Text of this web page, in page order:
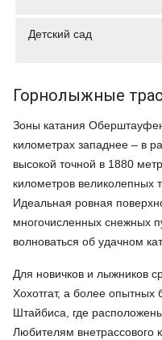
Детский сад
Горнолыжные
Зоны катания
километрах западнее – в
высокой точной в 1880
километров великолепных
Идеальная ровная
многочисленных снежных
волноваться об удачном
Для новичков и лыжников
Хохотгат, а более
Штайбиса, где
Любителям внетрассового